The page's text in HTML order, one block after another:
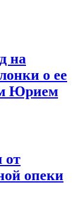
на
о ее
Юрием
от
опеки